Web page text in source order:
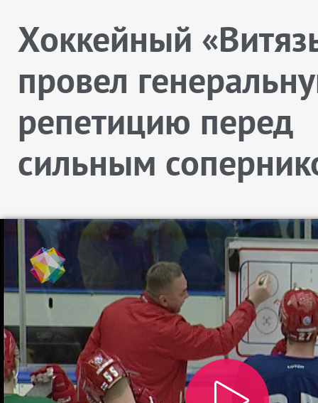
Хоккейный
провел
репетицию перед
сильным